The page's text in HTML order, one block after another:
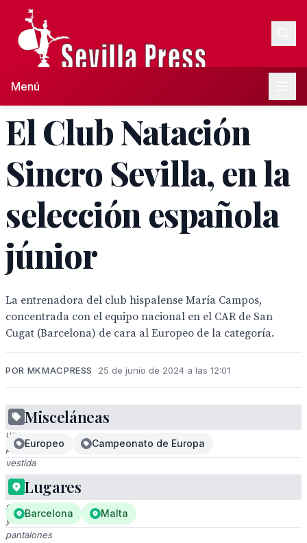
Menú
El Club Natación
Sincro Sevilla, en la
selección española
júnior
La entrenadora del club hispalense María Campos,
concentrada con el equipo nacional en el CAR de San
Cugat (Barcelona) de cara al Europeo de la categoría.
POR MKMACPRESS 25 de junio de 2024 a las 12:01
una
persona
vestida
con
una
sudadera
y
pantalones
Misceláneas
Europeo Campeonato de Europa
Lugares
Barcelona Malta